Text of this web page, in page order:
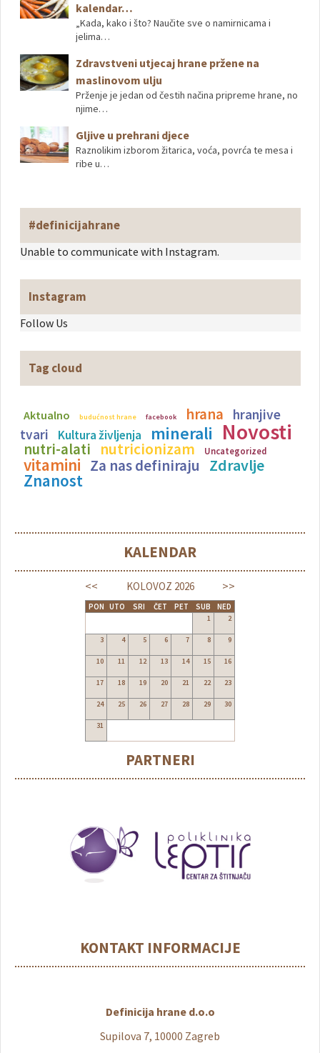
kalendar…
„Kada, kako i što? Naučite sve o namirnicama i
jelima…
Zdravstveni utjecaj hrane pržene na
maslinovom ulju
Prženje je jedan od čestih načina pripreme hrane, no
njime…
Gljive u prehrani djece
Raznolikim izborom žitarica, voća, povrća te mesa i
ribe u…
#definicijahrane
Unable to communicate with Instagram.
Instagram
Follow Us
Tag cloud
Aktualno budućnost hrane facebook hrana
hranjive
tvari
Kultura življenja minerali Novosti
nutri-alati nutricionizam Uncategorized
vitamini Za nas definiraju Zdravlje
Znanost
KALENDAR
<< >>
KOLOVOZ 2026
PON UTO SRI ČET PET SUB NED
1 2
3 4 5 6 7 8 9
10 11 12 13 14 15 16
17 18 19 20 21 22 23
24 25 26 27 28 29 30
31
PARTNERI
KONTAKT INFORMACIJE
Definicija hrane d.o.o
Supilova 7, 10000 Zagreb